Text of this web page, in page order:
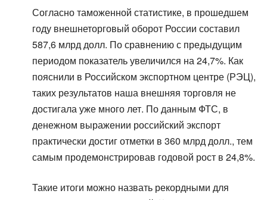
Согласно таможенной статистике, в прошедшем
году внешнеторговый оборот России составил
587,6 млрд долл. По сравнению с предыдущим
периодом показатель увеличился на 24,7%. Как
пояснили в Российском экспортном центре (РЭЦ),
таких результатов наша внешняя торговля не
достигала уже много лет. По данным ФТС, в
денежном выражении российский экспорт
практически достиг отметки в 360 млрд долл., тем
самым продемонстрировав годовой рост в 24,8%.
Такие итоги можно назвать рекордными для